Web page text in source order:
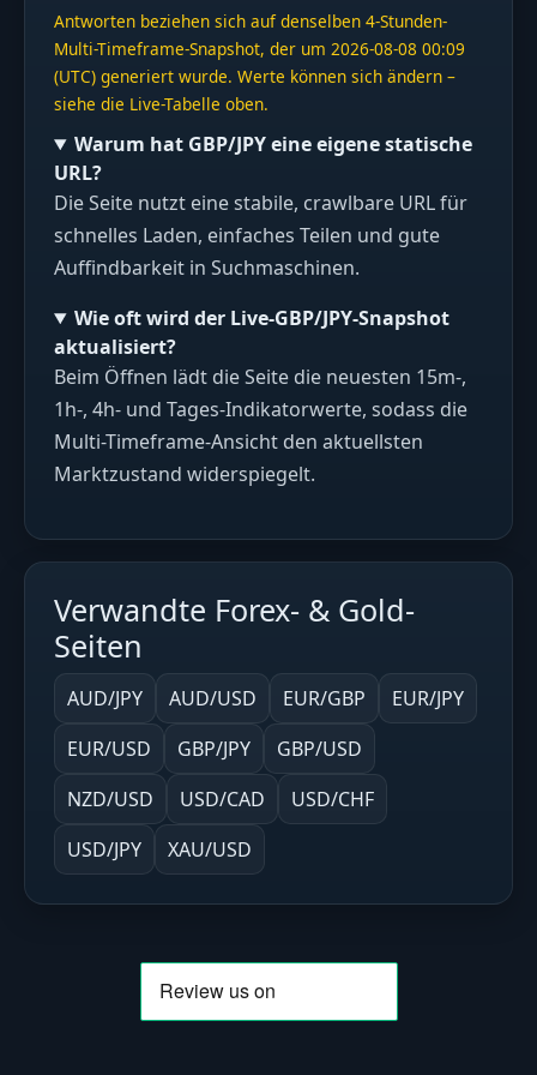
Antworten beziehen sich auf denselben 4-Stunden-
Multi-Timeframe-Snapshot, der um 2026-08-08 00:09
(UTC) generiert wurde. Werte können sich ändern –
siehe die Live-Tabelle oben.
Warum hat GBP/JPY eine eigene statische
URL?
Die Seite nutzt eine stabile, crawlbare URL für
schnelles Laden, einfaches Teilen und gute
Auffindbarkeit in Suchmaschinen.
Wie oft wird der Live-GBP/JPY-Snapshot
aktualisiert?
Beim Öffnen lädt die Seite die neuesten 15m-,
1h-, 4h- und Tages-Indikatorwerte, sodass die
Multi-Timeframe-Ansicht den aktuellsten
Marktzustand widerspiegelt.
Verwandte Forex- & Gold-
Seiten
AUD/JPY AUD/USD EUR/GBP
EUR/JPY
EUR/USD
GBP/JPY
GBP/USD
NZD/USD
USD/CAD
USD/CHF
USD/JPY
XAU/USD